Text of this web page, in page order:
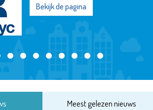
Bekijk de pagina
Meest gelezen nieuws